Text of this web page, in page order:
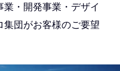
・開発事業・デザイ
集団がお客様のご要望